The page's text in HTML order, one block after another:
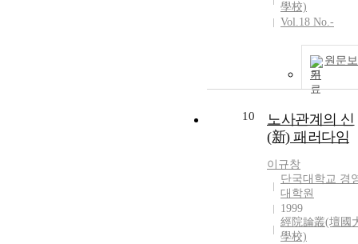
學校)
Vol.18 No.-
원문보
기
10
노사관계의 신
(新) 패러다임
이규창
단국대학교 경
대학원
1999
經院論叢(壇國
學校)